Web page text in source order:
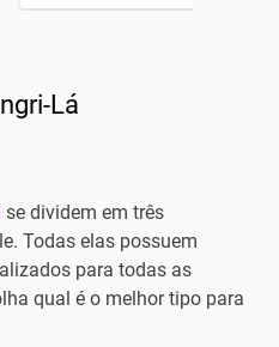
Lá
se dividem em três
Todas elas possuem
para todas as
qual é o melhor tipo para